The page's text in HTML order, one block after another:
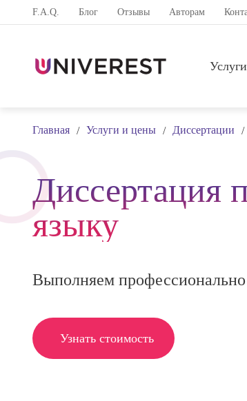
F.A.Q. Блог Отзывы Авторам
Главная / Услуги и цены / Диссертации /
Диссертация
языку
Выполняем
Узнать стоимость